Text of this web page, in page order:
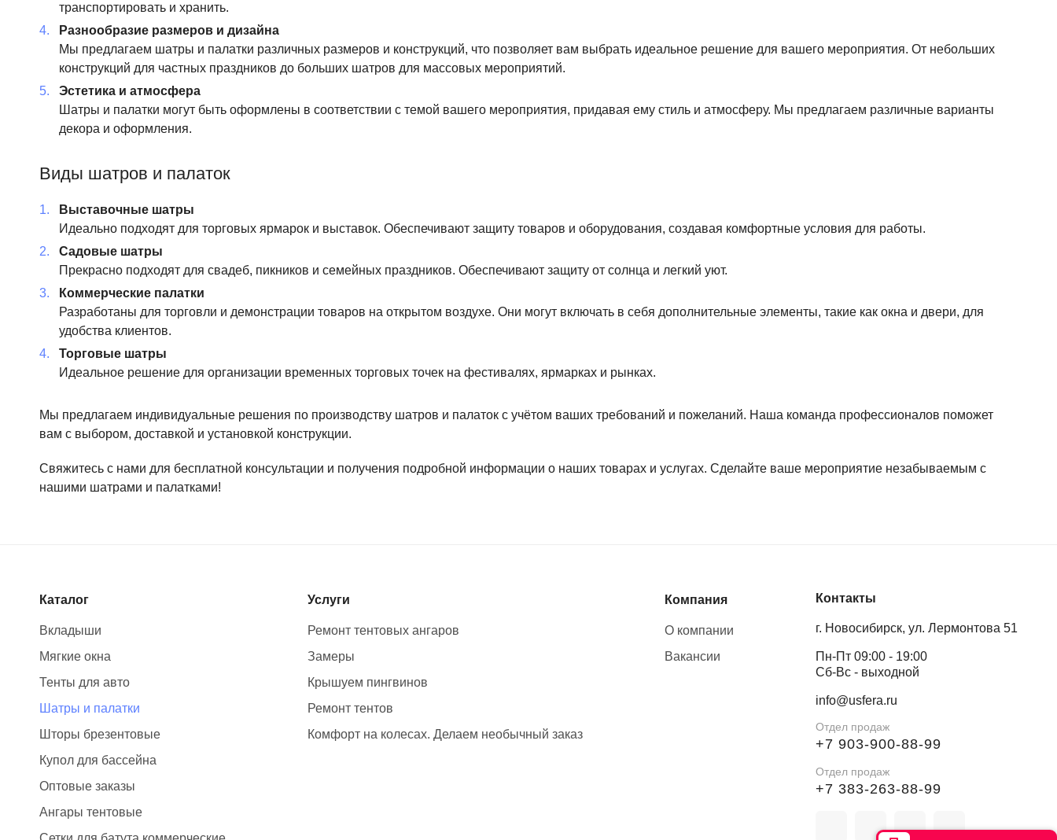
транспортировать и хранить.
Разнообразие размеров и дизайна
Мы предлагаем шатры и палатки различных размеров и конструкций, что позволяет вам выбрать идеальное решение для вашего мероприятия. От небольших
конструкций для частных праздников до больших шатров для массовых мероприятий.
Эстетика и атмосфера
Шатры и палатки могут быть оформлены в соответствии с темой вашего мероприятия, придавая ему стиль и атмосферу. Мы предлагаем различные варианты
декора и оформления.
Виды шатров и палаток
Выставочные шатры
Идеально подходят для торговых ярмарок и выставок. Обеспечивают защиту товаров и оборудования, создавая комфортные условия для работы.
Садовые шатры
Прекрасно подходят для свадеб, пикников и семейных праздников. Обеспечивают защиту от солнца и легкий уют.
Коммерческие палатки
Разработаны для торговли и демонстрации товаров на открытом воздухе. Они могут включать в себя дополнительные элементы, такие как окна и двери, для
удобства клиентов.
Торговые шатры
Идеальное решение для организации временных торговых точек на фестивалях, ярмарках и рынках.
Мы предлагаем индивидуальные решения по производству шатров и палаток с учётом ваших требований и пожеланий. Наша команда профессионалов поможет
вам с выбором, доставкой и установкой конструкции.
Свяжитесь с нами для бесплатной консультации и получения подробной информации о наших товарах и услугах. Сделайте ваше мероприятие незабываемым с
нашими шатрами и палатками!
Каталог
Вкладыши
Мягкие окна
Тенты для авто
Шатры и палатки
Шторы брезентовые
Купол для бассейна
Оптовые заказы
Ангары тентовые
Услуги
Ремонт тентовых ангаров
Замеры
Крышуем пингвинов
Ремонт тентов
Комфорт на колесах. Делаем необычный заказ
Компания
О компании
Вакансии
Контакты
г. Новосибирск, ул. Лермонтова 51
Пн-Пт 09:00 - 19:00
Сб-Вс - выходной
info@usfera.ru
Отдел продаж
+7 903-900-88-99
Отдел продаж
+7 383-263-88-99